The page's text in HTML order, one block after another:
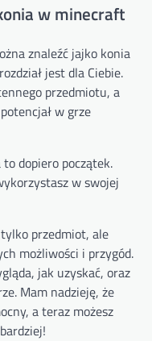
w minecraft
znaleźć jajko konia
jest dla Ciebie.
przedmiotu, a
w grze
dopiero początek.
w swojej
przedmiot, ale
możliwości i przygód.
jak uzyskać, oraz
Mam nadzieję, że
a teraz możesz